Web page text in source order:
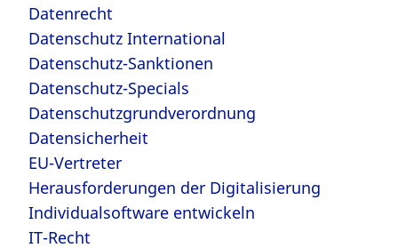
Datenrecht
Datenschutz International
Datenschutz-Sanktionen
Datenschutz-Specials
Datenschutzgrundverordnung
Datensicherheit
EU-Vertreter
Herausforderungen der Digitalisierung
Individualsoftware entwickeln
IT-Recht